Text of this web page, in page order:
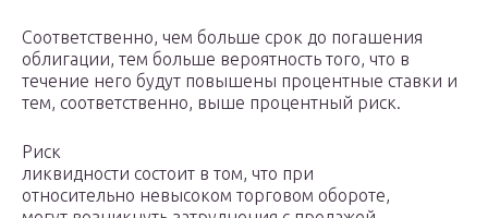
Соответственно, чем больше срок до погашения
облигации, тем больше вероятность того, что в
течение него будут повышены процентные ставки и
тем, соответственно, выше процентный риск.
Риск
ликвидности состоит в том, что при
относительно невысоком торговом обороте,